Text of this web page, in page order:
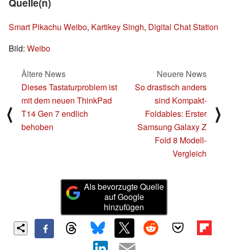
Smart Pikachu Weibo, Kartikey Singh, Digital Chat Station
Bild: Weibo
⟨
Ältere News
Dieses Tastaturproblem ist
mit dem neuen ThinkPad
T14 Gen 7 endlich
behoben
Neuere News
So drastisch anders
sind Kompakt-
Foldables: Erster
Samsung Galaxy Z
Fold 8 Modell-
Vergleich
⟩
Als bevorzugte Quelle
auf Google
hinzufügen